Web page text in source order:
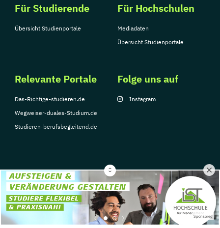
Sponsored
Für Studierende
Übersicht Studienportale
Für Hochschulen
Mediadaten
Übersicht Studienportale
Relevante Portale
Das-Richtige-studieren.de
Wegweiser-duales-Studium.de
Studieren-berufsbegleitend.de
Folge uns auf
Instagram
© Copyright 2026, TarGroup Media GmbH
Impressum
Datenschutzerklärung Nutzungsbedingungen